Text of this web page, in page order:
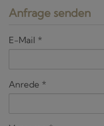
Anfrage senden
E-Mail
Anrede